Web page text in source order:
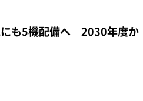
にも5機配備へ 2030年度か